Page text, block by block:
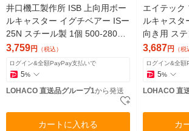
井口機工製作所 ISB 上向用ボー
ルキャスター イグチベアー ISー
25N スチール製 1個 500-2800
（直送品）
3,759円 （税込）
ログイン&全額PayPay支払いで
5%
LOHACO 直送品グループ1から発送
カートに入れる
エイテック
ルキャスタ
向き用 ス
許容荷重
（直送品）
3,687円 （税
ログイン&全
5%
LOHACO 直
カ